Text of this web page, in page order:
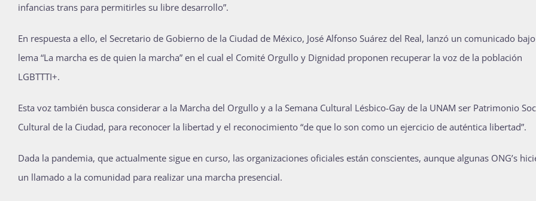
infancias trans para permitirles su libre desarrollo”.
En respuesta a ello, el Secretario de Gobierno de la Ciudad de México, José Alfonso Suárez del Real, lanzó un comunicado
lema “La marcha es de quien la marcha” en el cual el Comité Orgullo y Dignidad proponen recuperar la voz de la población
LGBTTTI+.
Esta voz también busca considerar a la Marcha del Orgullo y a la Semana Cultural Lésbico-Gay de la UNAM ser Patrimonio
Cultural de la Ciudad, para reconocer la libertad y el reconocimiento “de que lo son como un ejercicio de auténtica libertad”.
Dada la pandemia, que actualmente sigue en curso, las organizaciones oficiales están conscientes, aunque algunas ONG’s
un llamado a la comunidad para realizar una marcha presencial.